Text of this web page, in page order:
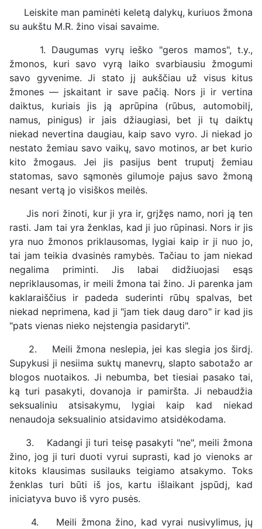
Leiskite man paminėti keletą dalykų, kuriuos žmona
su aukštu M.R. žino visai savaime.
1. Daugumas vyrų ieško "geros mamos", t.y.,
žmonos, kuri savo vyrą laiko svarbiausiu žmogumi
savo gyvenime. Ji stato jį aukščiau už visus kitus
žmones — įskaitant ir save pačią. Nors ji ir vertina
daiktus, kuriais jis ją aprūpina (rūbus, automobilį,
namus, pinigus) ir jais džiaugiasi, bet ji tų daiktų
niekad nevertina daugiau, kaip savo vyro. Ji niekad jo
nestato žemiau savo vaikų, savo motinos, ar bet kurio
kito žmogaus. Jei jis pasijus bent truputį žemiau
statomas, savo sąmonės gilumoje pajus savo žmoną
nesant vertą jo visiškos meilės.
Jis nori žinoti, kur ji yra ir, grįžęs namo, nori ją ten
rasti. Jam tai yra ženklas, kad ji juo rūpinasi. Nors ir jis
yra nuo žmonos priklausomas, lygiai kaip ir ji nuo jo,
tai jam teikia dvasinės ramybės. Tačiau to jam niekad
negalima priminti. Jis labai didžiuojasi esąs
nepriklausomas, ir meili žmona tai žino. Ji parenka jam
kaklaraiščius ir padeda suderinti rūbų spalvas, bet
niekad neprimena, kad ji "jam tiek daug daro" ir kad jis
"pats vienas nieko neįstengia pasidaryti".
2. Meili žmona neslepia, jei kas slegia jos širdį.
Supykusi ji nesiima suktų manevrų, slapto sabotažo ar
blogos nuotaikos. Ji nebumba, bet tiesiai pasako tai,
ką turi pasakyti, dovanoja ir pamiršta. Ji nebaudžia
seksualiniu atsisakymu, lygiai kaip kad niekad
nenaudoja seksualinio atsidavimo atsidėkodama.
3. Kadangi ji turi teisę pasakyti "ne", meili žmona
žino, jog ji turi duoti vyrui suprasti, kad jo vienoks ar
kitoks klausimas susilauks teigiamo atsakymo. Toks
ženklas turi būti iš jos, kartu išlaikant įspūdį, kad
iniciatyva buvo iš vyro pusės.
4. Meili žmona žino, kad vyrai nusivylimus, jų